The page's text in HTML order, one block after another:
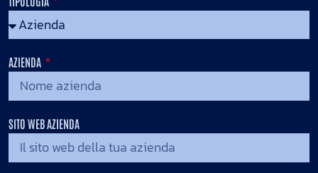
AZIENDA
SITO WEB AZIENDA